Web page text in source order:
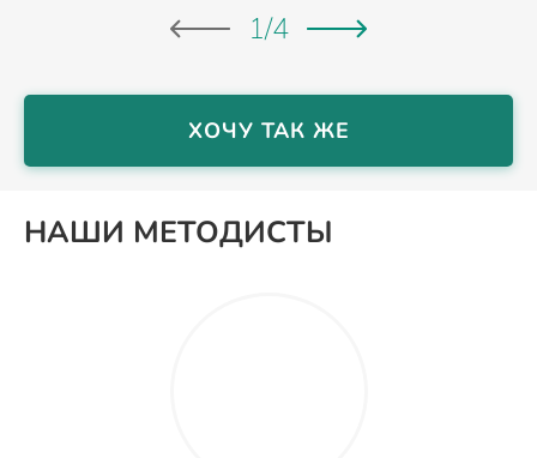
1/4
ХОЧУ ТАК ЖЕ
НАШИ МЕТОДИСТЫ